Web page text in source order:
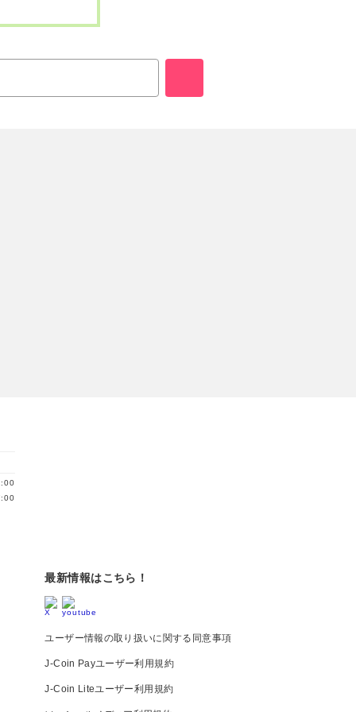
最新情報はこちら！
ユーザー情報の取り扱いに関する同意事項
J-Coin Payユーザー利用規約
J-Coin Liteユーザー利用規約